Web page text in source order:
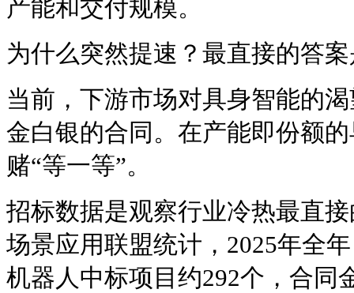
产能和交付规模。
为什么突然提速？最直接的答
当前，下游市场对具身智能的
金白银的合同。在产能即份额
赌“等一等”。
招标数据是观察行业冷热最直
场景应用联盟统计，2025年全
机器人中标项目约292个，合同